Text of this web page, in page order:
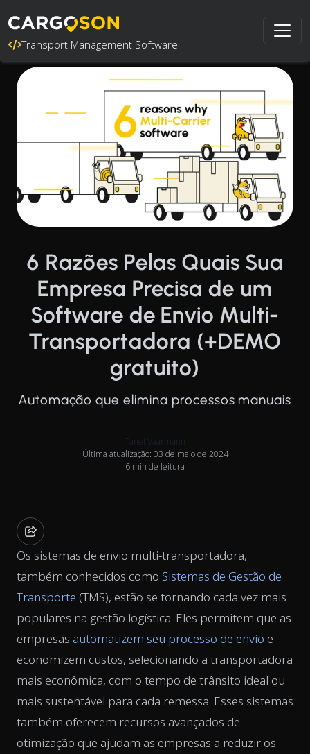
Transport Management Software
6 Razões Pelas Quais Sua
Empresa Precisa de um
Software de Envio Multi-
Transportadora (+DEMO
gratuito)
Automação que elimina processos manuais
Tanel Vaarmann
Última atualização: 03 de maio de 2024
6 min de leitura
Os sistemas de envio multi-transportadora,
também conhecidos como Sistemas de Gestão de
Transporte (TMS), estão se tornando cada vez mais
populares na gestão logística. Eles permitem que as
empresas automatizem seu processo de envio e
economizem custos, selecionando a transportadora
mais econômica, com o tempo de trânsito ideal ou
mais sustentável para cada remessa. Esses sistemas
também oferecem recursos avançados de
otimização que ajudam as empresas a reduzir os